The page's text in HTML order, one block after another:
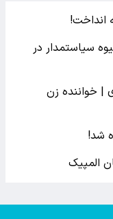
سیاستمدار در
| خواننده زن
شد!
المپیک